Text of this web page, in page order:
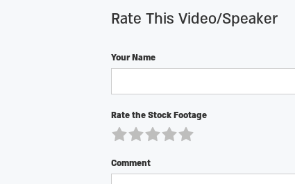
Rate This Video/Speaker
Your Name
Rate the Stock Footage
Comment